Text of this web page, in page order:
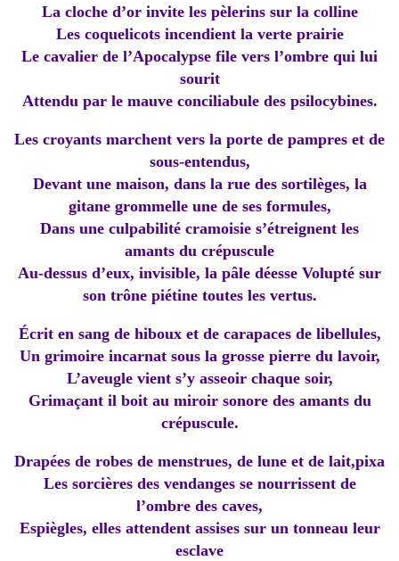
La cloche d’or invite les pèlerins sur la colline
Les coquelicots incendient la verte prairie
Le cavalier de l’Apocalypse file vers l’ombre qui lui
sourit
Attendu par le mauve conciliabule des psilocybines.
Les croyants marchent vers la porte de pampres et de
sous-entendus,
Devant une maison, dans la rue des sortilèges, la
gitane grommelle une de ses formules,
Dans une culpabilité cramoisie s’étreignent les
amants du crépuscule
Au-dessus d’eux, invisible, la pâle déesse Volupté sur
son trône piétine toutes les vertus.
Écrit en sang de hiboux et de carapaces de libellules,
Un grimoire incarnat sous la grosse pierre du lavoir,
L’aveugle vient s’y asseoir chaque soir,
Grimaçant il boit au miroir sonore des amants du
crépuscule.
Drapées de robes de menstrues, de lune et de lait,pixa
Les sorcières des vendanges se nourrissent de
l’ombre des caves,
Espiègles, elles attendent assises sur un tonneau leur
esclave